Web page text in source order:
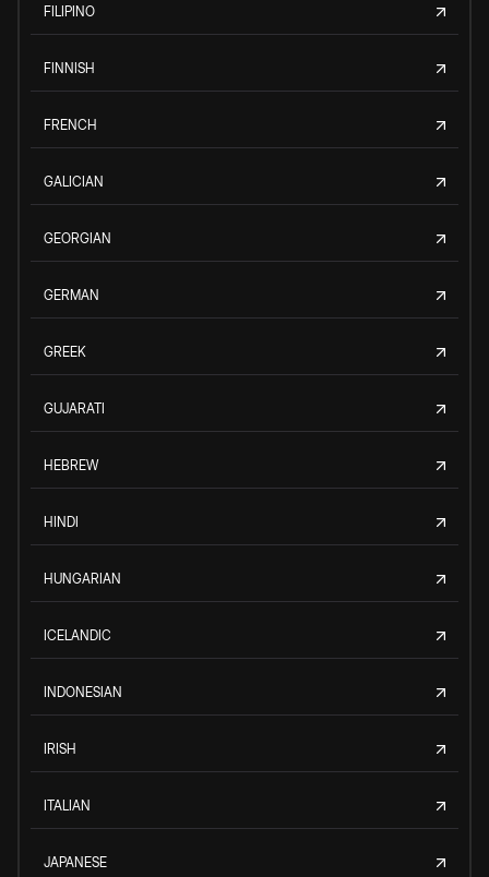
FILIPINO
FINNISH
FRENCH
GALICIAN
GEORGIAN
GERMAN
GREEK
GUJARATI
HEBREW
HINDI
HUNGARIAN
ICELANDIC
INDONESIAN
IRISH
ITALIAN
JAPANESE